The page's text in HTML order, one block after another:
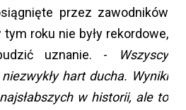
przez zawodników
roku nie były rekordowe,
uznanie. -
Wszyscy
hart ducha. Wyniki
w historii, ale to